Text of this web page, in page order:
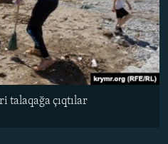
talaqağa çıqtılar